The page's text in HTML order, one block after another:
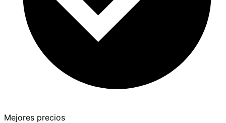
Mejores precios